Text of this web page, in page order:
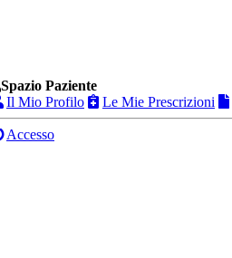
Spazio Paziente
Il Mio Profilo Le Mie Prescrizioni
Accesso